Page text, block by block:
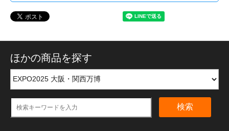
ほかの商品を探す
検索